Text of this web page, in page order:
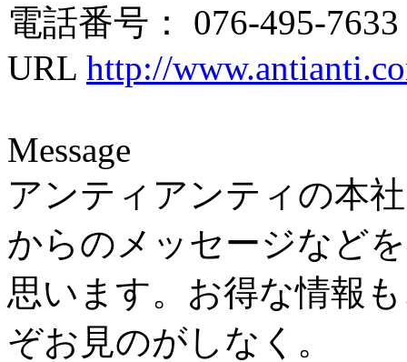
電話番号： 076-495-7633
URL http://
Message
アンティアンティの本
からのメッセージなど
思います。お得な情報
ぞお見のがしなく。